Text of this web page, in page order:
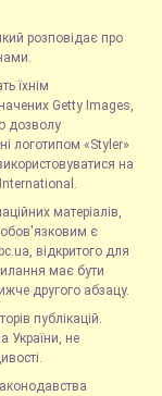
розповідає про
їхнім
Getty Images,
дозволу
логотипом «Styler»
на
матеріалів,
обов'язковим є
відкритого для
має бути
другого абзацу.
публікацій.
України, не